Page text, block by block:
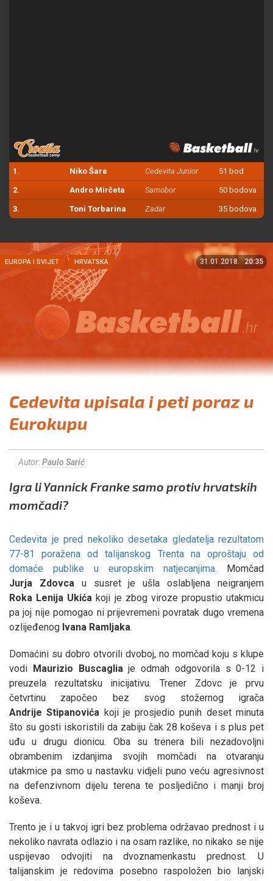
1. Niko Šare Cedevita Junior 51 bod
2. Andro Mirčeta Samobor 50 bodova
3. Toni Torbarina Zadar 35 bodova
EUROPA I SVIJET HRVATSKA 31.01.2018. 20:35
Cedevita upisala i peti poraz u
Eurokupu
Autor:Paulo Sarić
Igra li Yannick Franke samo protiv hrvatskih
momčadi?
Cedevita je pred nekoliko desetaka gledatelja rezultatom
77-81 poražena od talijanskog Trenta na oproštaju od
domaće publike u europskim natjecanjima. Momčad
Jurja
Zdovcau susret je ušla oslabljena neigranjem
Roka Lenija Ukića koji je zbog viroze propustio utakmicu
pa joj nije pomogao ni prijevremeni povratak dugo vremena
ozlijeđenog Ivana Ramljaka.
Domaćini su dobro otvorili dvoboj, no momčad koju s klupe
vodi Maurizio Buscagliaje odmah odgovorila s 0-12 i
preuzela rezultatsku inicijativu. Trener Zdovc je prvu
četvrtinu započeo bez svog stožernog igrača
Andrije Stipanovića koji je prosjedio punih deset minuta
što su gosti iskoristili da zabiju čak 28 koševa i s plus pet
uđu u drugu dionicu. Oba su trenera bili nezadovoljni
obrambenim izdanjima svojih momčadi na otvaranju
utakmice pa smo u nastavku vidjeli puno veću agresivnost
na defenzivnom dijelu terena te posljedično i manji broj
koševa.
Trento je i u takvoj igri bez problema održavao prednost i u
nekoliko navrata odlazio i na osam razlike, no nikako se nije
uspijevao odvojiti na dvoznamenkastu prednost. U
talijanskim je redovima posebno raspoložen bio lanjski